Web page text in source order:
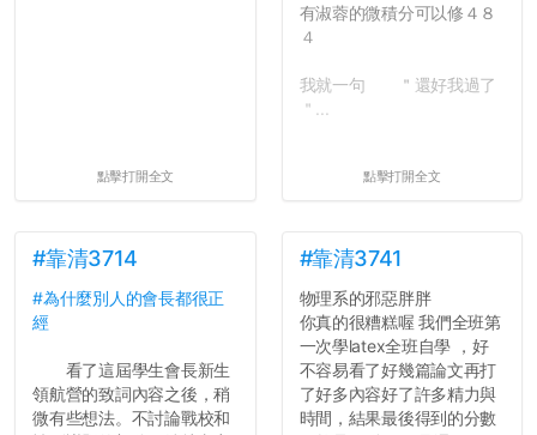
點擊打開全文
有淑蓉的微積分可以修４８
４
我就一句 ＂還好我過了
＂...
點擊打開全文
#靠清3714
#為什麼別人的會長都很正
經
看了這屆學生會長新生
領航營的致詞內容之後，稍
微有些想法。不討論戰校和
#靠清3741
物理系的邪惡胖胖
你真的很糟糕喔 我們全班第
一次學latex全班自學 ，好
不容易看了好幾篇論文再打
了好多內容好了許多精力與
時間，結果最後得到的分數